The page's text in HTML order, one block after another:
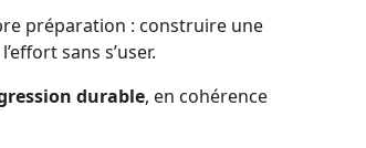
préparation : construire une
sans s’user.
durable, en cohérence